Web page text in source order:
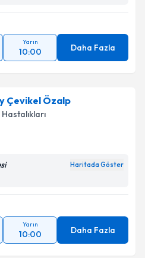
Yarın
10:00 Daha Fazla
Çevikel Özalp
Hastalıkları
Haritada Göster
Yarın
10:00 Daha Fazla